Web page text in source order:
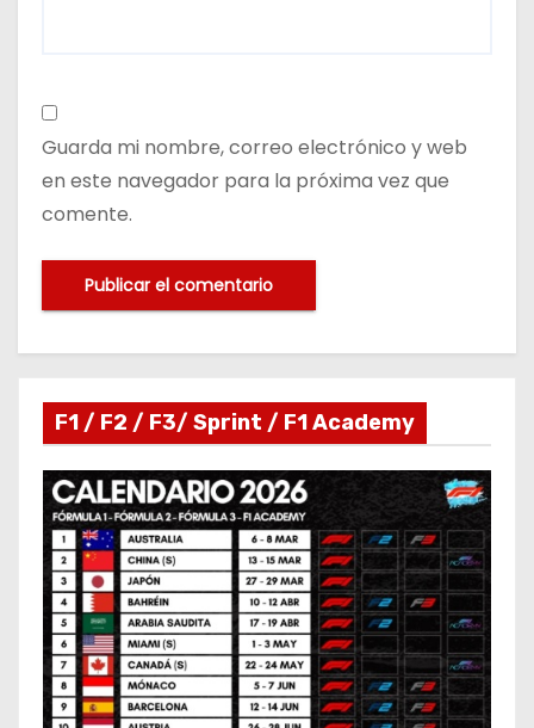
Guarda mi nombre, correo electrónico y web
en este navegador para la próxima vez que
comente.
F1 / F2 / F3/ Sprint / F1 Academy